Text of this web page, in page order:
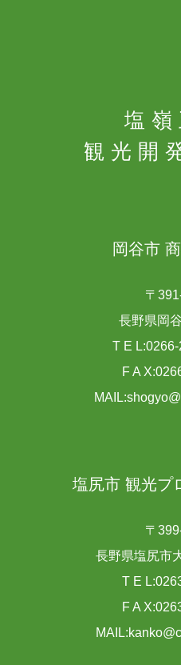
塩嶺
観光開
岡谷市
〒
長野県岡
T E
F A
塩尻市 観光プ
〒
長野県塩尻市
T E
F A